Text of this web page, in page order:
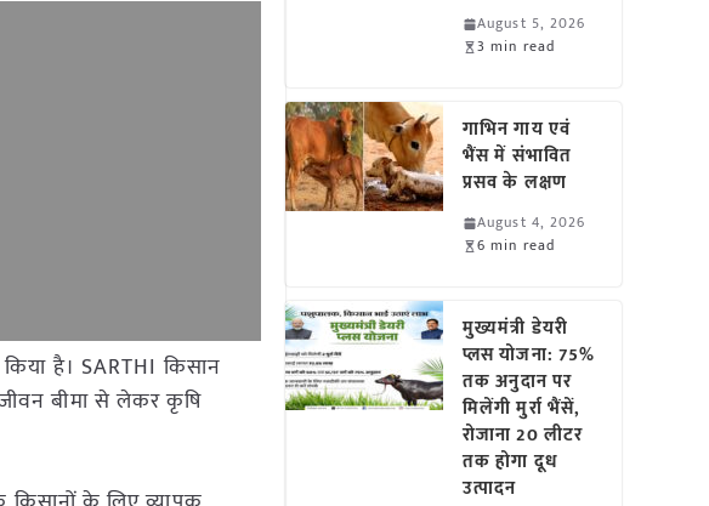
है। SARTHI किसान
बीमा से लेकर कृषि
August 5, 2026
3 min read
गाभिन गाय एवं
भैंस में संभावित
प्रसव के लक्षण
August 4, 2026
6 min read
मुख्यमंत्री डेयरी
प्लस योजना: 75%
तक अनुदान पर
मिलेंगी मुर्रा भैंसें,
रोजाना 20 लीटर
तक होगा दूध
उत्पादन